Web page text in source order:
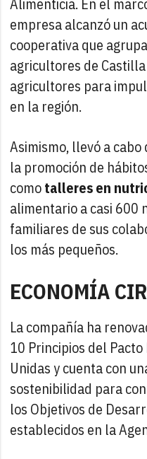
empresa alcanzó un
cooperativa que
agricultores de
agricultores para
en la región.
Asimismo, llevó a
la promoción de
comotalleres en
alimentario a casi 600
familiares de sus
los más pequeños.
ECONOMÍA
La compañía ha
10 Principios del
Unidas y cuenta con
sostenibilidad para
los Objetivos de
establecidos en la